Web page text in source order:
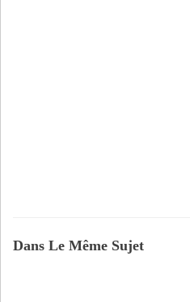
Dans Le Même Sujet